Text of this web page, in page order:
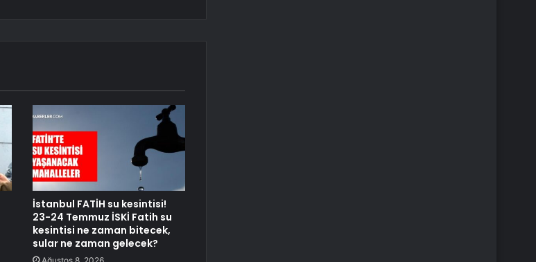
İstanbul FATİH su kesintisi!
23-24 Temmuz İSKİ Fatih su
kesintisi ne zaman bitecek,
sular ne zaman gelecek?